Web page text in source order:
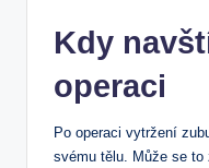
Kdy
operaci
Po operaci ⁣vytržení
svému tělu. Může ​se to